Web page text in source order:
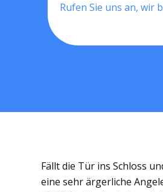
Rufen Sie uns an, wir
Fällt die Tür ins Schloss
eine sehr ärgerliche